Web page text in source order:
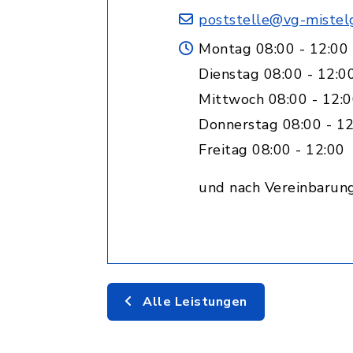
poststelle@vg-
Montag 08:00 - 12:00
Dienstag 08:00 -
Mittwoch 08:00 -
Donnerstag 08:00 -
Freitag 08:00 - 12:00
und nach
Alle Leistungen